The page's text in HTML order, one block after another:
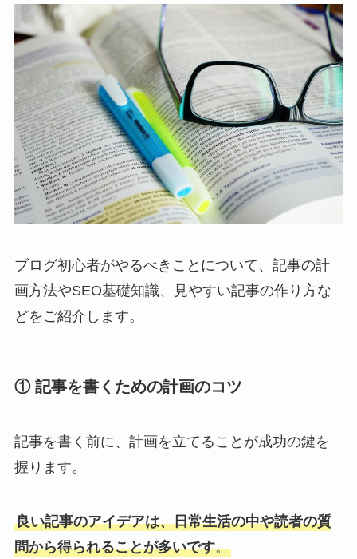
ブログ初心者がやるべきことについて、記事の計
画方法やSEO基礎知識、見やすい記事の作り方な
どをご紹介します。
① 記事を書くための計画のコツ
記事を書く前に、計画を立てることが成功の鍵を
握ります。
良い記事のアイデアは、日常生活の中や読者の質
問から得られることが多いです。